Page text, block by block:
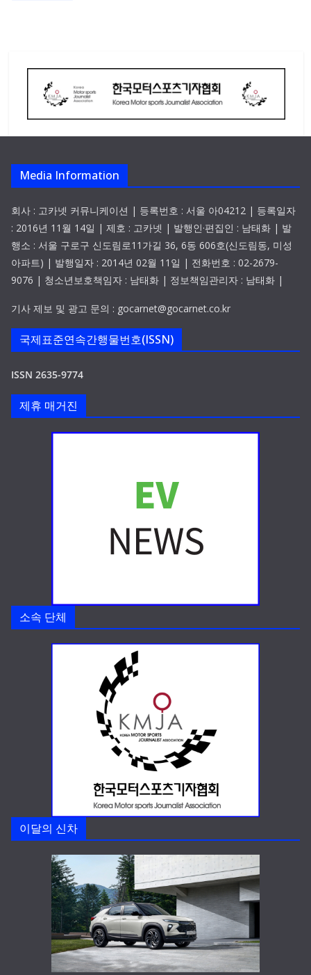
Media Information
회사 : 고카넷 커뮤니케이션 | 등록번호 : 서울 아04212 | 등록일자
: 2016년 11월 14일 | 제호 : 고카넷 | 발행인·편집인 : 남태화 | 발
행소 : 서울 구로구 신도림로11가길 36, 6동 606호(신도림동, 미성
아파트) | 발행일자 : 2014년 02월 11일 | 전화번호 : 02-2679-
9076 | 청소년보호책임자 : 남태화 | 정보책임관리자 : 남태화 |
기사 제보 및 광고 문의 : gocarnet@gocarnet.co.kr
국제표준연속간행물번호(ISSN)
ISSN 2635-9774
제휴 매거진
소속 단체
이달의 신차